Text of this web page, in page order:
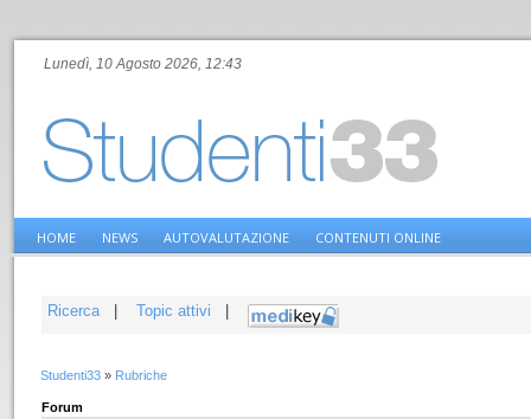
Lunedì, 10 Agosto 2026, 12:43
HOME NEWS AUTOVALUTAZIONE CONTENUTI ONLINE
Ricerca| Topic attivi
Studenti33 » Rubriche
Forum